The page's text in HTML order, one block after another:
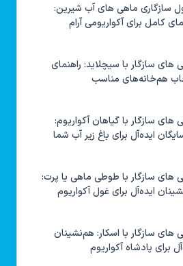
سازگاری ماهی های آب شیرین:
کامل برای آکواریومی آرام
های سازگار با سیچلاید: راهنمای
هم‌خانه‌های مناسب
های سازگار با گیاهان آکواریوم:
ایده‌آل برای باغ زیر آب شما
های سازگار با طوطی ماهی یا پرت:
ایده‌آل برای غول آکواریوم
های سازگار با اسکار: هم‌نشینان
برای پادشاه آکواریوم